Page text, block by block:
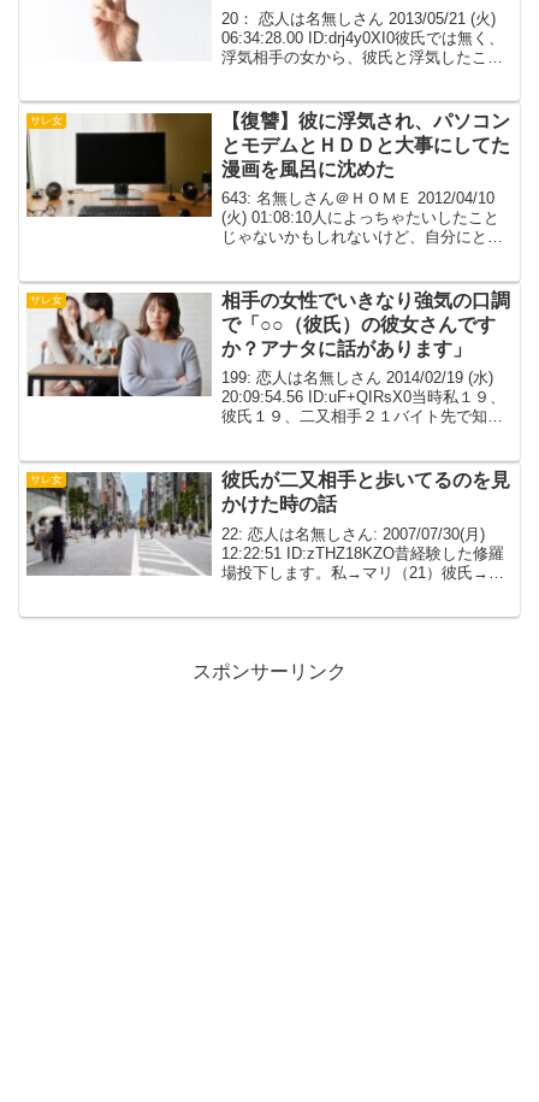
20： 恋人は名無しさん 2013/05/21 (火)
06:34:28.00 ID:drj4y0XI0彼氏では無く、
浮気相手の女から、彼氏と浮気したこと
った、謝って...
サレ女
【復讐】彼に浮気され、パソコン
とモデムとＨＤＤと大事にしてた
漫画を風呂に沈めた
643: 名無しさん＠ＨＯＭＥ 2012/04/10
(火) 01:08:10人によっちゃたいしたこと
じゃないかもしれないけど、自分にとっ
つにするか話してた彼氏に浮気さ...
サレ女
相手の女性でいきなり強気の口調
で「○○（彼氏）の彼女さんです
か？アナタに話があります」
199: 恋人は名無しさん 2014/02/19 (水)
20:09:54.56 ID:uF+QIRsX0当時私１９、
彼氏１９、二又相手２１バイト先で知り
てた相手はネッ...
サレ女
彼氏が二又相手と歩いてるのを見
かけた時の話
22: 恋人は名無しさん: 2007/07/30(月)
12:22:51 ID:zTHZ18KZO昔経験した修羅
場投下します。私→マリ（21）彼氏→タ
スポンサーリンク